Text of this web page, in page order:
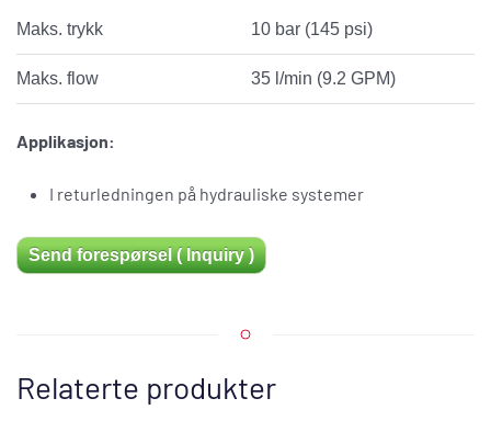
Maks. trykk 10 bar (145 psi)
Maks. flow 35 l/min (9.2 GPM)
Applikasjon:
I returledningen på hydrauliske systemer
Send forespørsel ( Inquiry )
Relaterte produkter